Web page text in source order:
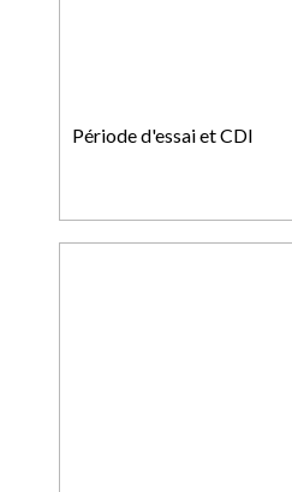
Période d'essai et CDI